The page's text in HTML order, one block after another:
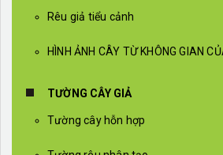
Rêu giả tiểu cảnh
HÌNH ẢNH CÂY TỪ KHÔNG GIAN
TƯỜNG CÂY GIẢ
Tường cây hỗn hợp